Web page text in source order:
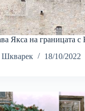
Якса на границата с
Шкварек
18/10/2022